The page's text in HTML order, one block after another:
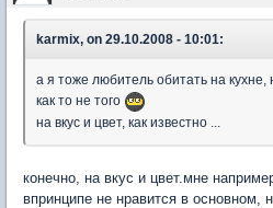
karmix, on 29.10.2008 - 10:01:
а я тоже любитель обитать на кухне,
как то не того
на вкус и цвет, как известно ...
конечно, на вкус и цвет.мне
впринципе не нравится в основном,